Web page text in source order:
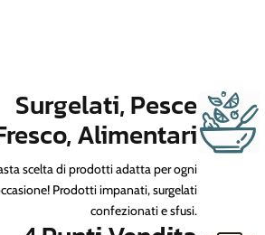
Surgelati, Pesce
Alimentari
scelta di prodotti adatta per ogni
Prodotti impanati, surgelati
confezionati e sfusi.